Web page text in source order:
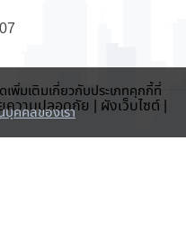
ความปลอดภัย | ผังเว็บไซต์ |
พิ่มเติมเกี่ยวกับประเภทคุกกี้ที่
คคลของเรา